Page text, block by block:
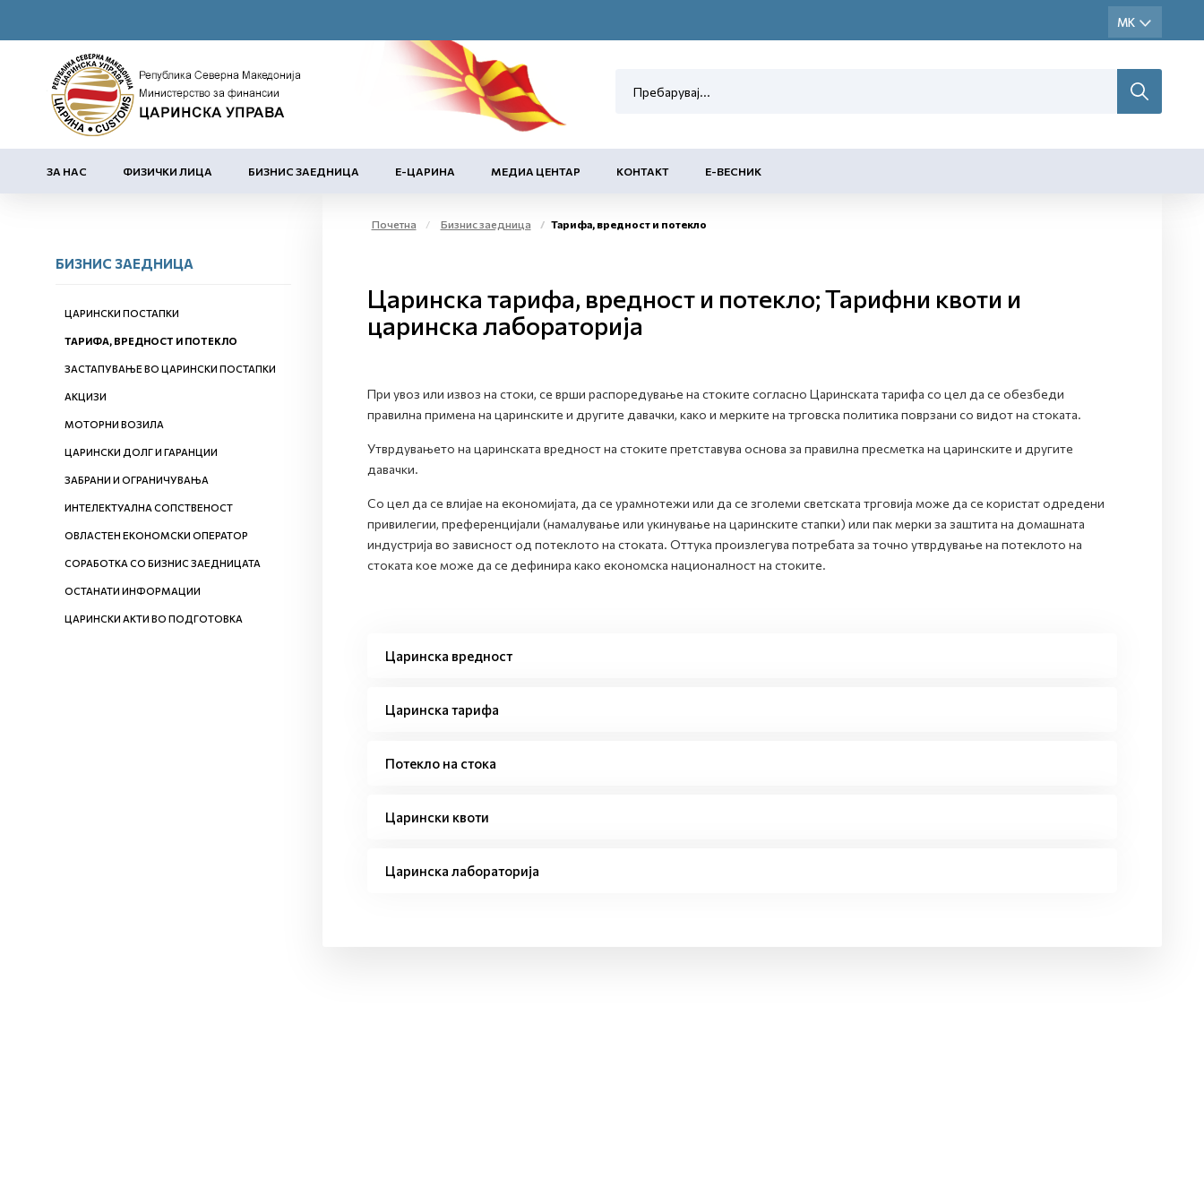
ЗА НАС ФИЗИЧКИ ЛИЦА БИЗНИС ЗАЕДНИЦА Е-ЦАРИНА МЕДИА ЦЕНТАР КОНТАКТ Е-ВЕСНИК
БИЗНИС ЗАЕДНИЦА
ЦАРИНСКИ ПОСТАПКИ
ТАРИФА, ВРЕДНОСТ И ПОТЕКЛО
ЗАСТАПУВАЊЕ ВО ЦАРИНСКИ ПОСТАПКИ
АКЦИЗИ
МОТОРНИ ВОЗИЛА
ЦАРИНСКИ ДОЛГ И ГАРАНЦИИ
ЗАБРАНИ И ОГРАНИЧУВАЊА
ИНТЕЛЕКТУАЛНА СОПСТВЕНОСТ
ОВЛАСТЕН ЕКОНОМСКИ ОПЕРАТОР
СОРАБОТКА СО БИЗНИС ЗАЕДНИЦАТА
ОСТАНАТИ ИНФОРМАЦИИ
ЦАРИНСКИ АКТИ ВО ПОДГОТОВКА
Почетна Бизнис заедница Тарифа, вредност и потекло
Царинска тарифа, вредност и потекло; Тарифни квоти и
царинска лабораторија
При увоз или извоз на стоки, се врши распоредување на стоките согласно Царинската тарифа со цел да се обезбеди
правилна примена на царинските и другите давачки, како и мерките на трговска политика поврзани со видот на стоката.
Утврдувањето на царинската вредност на стоките претставува основа за правилна пресметка на царинските и другите
давачки.
Со цел да се влијае на економијата, да се урамнотежи или да се зголеми светската трговија може да се користат одредени
привилегии, преференцијали (намалување или укинување на царинските стапки) или пак мерки за заштита на домашната
индустрија во зависност од потеклото на стоката. Оттука произлегува потребата за точно утврдување на потеклото на
стоката кое може да се дефинира како економска националност на стоките.
Царинска вредност
Царинска тарифа
Потекло на стока
Царински квоти
Царинска лабораторија